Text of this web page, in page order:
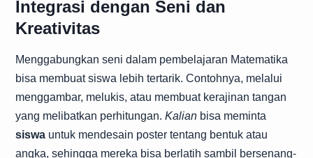
Integrasi dengan Seni dan
Kreativitas
Menggabungkan seni dalam pembelajaran Matematika
bisa membuat siswa lebih tertarik. Contohnya, melalui
menggambar, melukis, atau membuat kerajinan tangan
yang melibatkan perhitungan. Kalian bisa meminta
siswa untuk mendesain poster tentang bentuk atau
angka, sehingga mereka bisa berlatih sambil bersenang-